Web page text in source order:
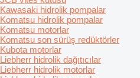
Kawasaki hidrolik pompalar
Komatsu hidrolik pompalar
Komatsu motorlar
Komatsu son sürüş redüktörler
Kubota motorlar
Liebherr hidrolik dağıtıcılar
Liebherr hidrolik motorlar